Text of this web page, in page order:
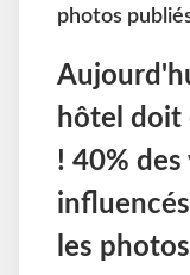
photos
hôtel doit
! 40%
les